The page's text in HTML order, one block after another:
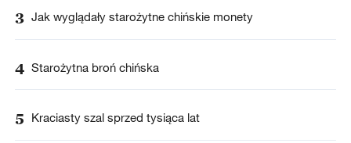
3 Jak wyglądały starożytne chińskie monety
4 Starożytna broń chińska
5 Kraciasty szal sprzed tysiąca lat